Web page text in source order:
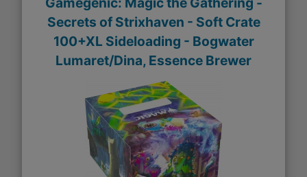
Secrets of Strixhaven - Soft Crate
100+XL Sideloading - Bogwater
Lumaret/Dina, Essence Brewer